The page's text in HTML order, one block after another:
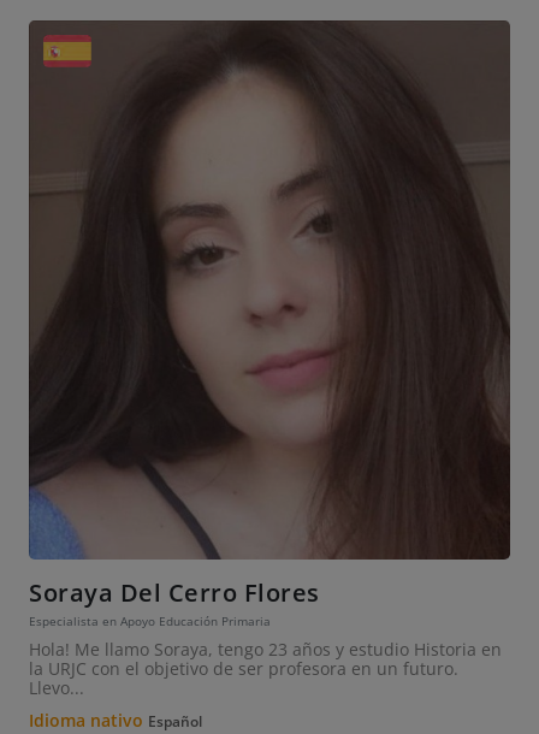
Soraya Del Cerro Flores
Especialista en Apoyo Educación Primaria
Hola! Me llamo Soraya, tengo 23 años y estudio Historia en
la URJC con el objetivo de ser profesora en un futuro.
Llevo...
Idioma nativo Español